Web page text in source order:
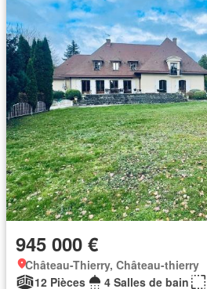
945 000 €
Château-Thierry, Château-thierry
12 Pièces
4 Salles de bain